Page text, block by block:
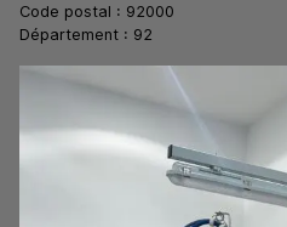
Code postal : 92000
Département : 92